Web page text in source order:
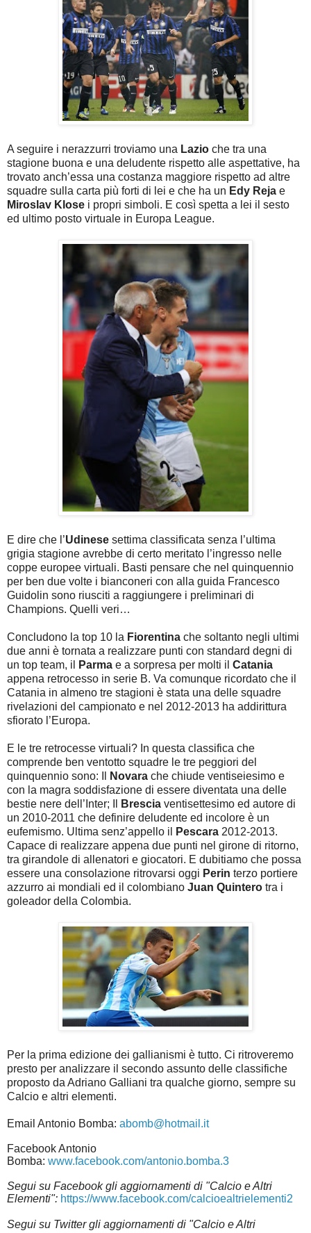
A seguire i nerazzurri troviamo una Lazio che tra una
stagione buona e una deludente rispetto alle aspettative, ha
trovato anch’essa una costanza maggiore rispetto ad altre
squadre sulla carta più forti di lei e che ha un Edy Reja e
Miroslav Klose i propri simboli. E così spetta a lei il sesto
ed ultimo posto virtuale in Europa League.
E dire che l’Udinese settima classificata senza l’ultima
grigia stagione avrebbe di certo meritato l’ingresso nelle
coppe europee virtuali. Basti pensare che nel quinquennio
per ben due volte i bianconeri con alla guida Francesco
Guidolin sono riusciti a raggiungere i preliminari di
Champions. Quelli veri…
Concludono la top 10 la Fiorentina che soltanto negli ultimi
due anni è tornata a realizzare punti con standard degni di
un top team, il
Parma e a sorpresa per molti il Catania
appena retrocesso in serie B. Va comunque ricordato che il
Catania in almeno tre stagioni è stata una delle squadre
rivelazioni del campionato e nel 2012-2013 ha addirittura
sfiorato l’Europa.
E le tre retrocesse virtuali? In questa classifica che
comprende ben ventotto squadre le tre peggiori del
quinquennio sono: Il
Novara che chiude ventiseiesimo e
con la magra soddisfazione di essere diventata una delle
bestie nere dell’Inter; Il
Brescia ventisettesimo ed autore di
un 2010-2011 che definire deludente ed incolore è un
eufemismo. Ultima senz’appello il
Pescara 2012-2013.
Capace di realizzare appena due punti nel girone di ritorno,
tra girandole di allenatori e giocatori. E dubitiamo che possa
essere una consolazione ritrovarsi oggi Perin terzo portiere
azzurro ai mondiali ed il colombiano Juan Quintero tra i
goleador della Colombia.
Per la prima edizione dei gallianismi è tutto. Ci ritroveremo
presto per analizzare il secondo assunto delle classifiche
proposto da Adriano Galliani tra qualche giorno, sempre su
Calcio e altri elementi.
Email Antonio Bomba: abomb@hotmail.it
Facebook Antonio
Bomba: www.facebook.com/antonio.bomba.3
Segui su Facebook gli aggiornamenti di "Calcio e Altri
Elementi": https://www.facebook.com/calcioealtrielementi2
Segui su Twitter gli aggiornamenti di "Calcio e Altri